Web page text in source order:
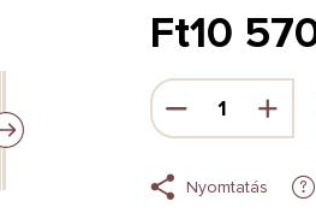
5-
BŐL
0,0
CSILLAG.
Ft10
Egységár:
Nyomtatás